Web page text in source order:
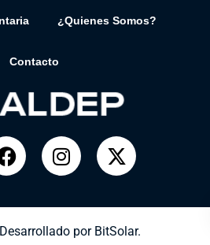
¿Quienes Somos?
Contacto
por BitSolar.